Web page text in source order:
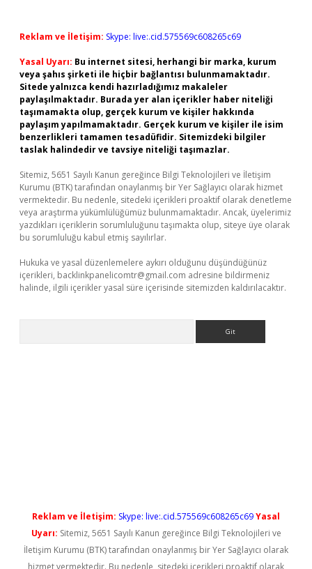
Reklam ve İletişim: Skype: live:.cid.575569c608265c69
Yasal Uyarı: Bu internet sitesi, herhangi bir marka, kurum
veya şahıs şirketi ile hiçbir bağlantısı bulunmamaktadır.
Sitede yalnızca kendi hazırladığımız makaleler
paylaşılmaktadır. Burada yer alan içerikler haber niteliği
taşımamakta olup, gerçek kurum ve kişiler hakkında
paylaşım yapılmamaktadır. Gerçek kurum ve kişiler ile isim
benzerlikleri tamamen tesadüfidir. Sitemizdeki bilgiler
taslak halindedir ve tavsiye niteliği taşımazlar.
Sitemiz, 5651 Sayılı Kanun gereğince Bilgi Teknolojileri ve İletişim
Kurumu (BTK) tarafından onaylanmış bir Yer Sağlayıcı olarak hizmet
vermektedir. Bu nedenle, sitedeki içerikleri proaktif olarak denetleme
veya araştırma yükümlülüğümüz bulunmamaktadır. Ancak, üyelerimiz
yazdıkları içeriklerin sorumluluğunu taşımakta olup, siteye üye olarak
bu sorumluluğu kabul etmiş sayılırlar.
Hukuka ve yasal düzenlemelere aykırı olduğunu düşündüğünüz
içerikleri, backlinkpanelicomtr@gmail.com adresine bildirmeniz
halinde, ilgili içerikler yasal süre içerisinde sitemizden kaldırılacaktır.
Reklam ve İletişim: Skype: live:.cid.575569c608265c69Yasal
Uyarı: Sitemiz, 5651 Sayılı Kanun gereğince Bilgi Teknolojileri ve
İletişim Kurumu (BTK) tarafından onaylanmış bir Yer Sağlayıcı olarak
hizmet vermektedir. Bu nedenle, sitedeki içerikleri proaktif olarak